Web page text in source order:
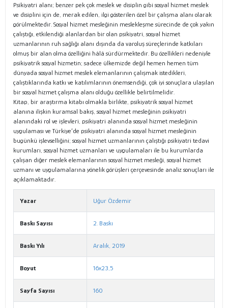
Psikiyatri alanı; benzer pek çok meslek ve disiplin gibi sosyal hizmet meslek
ve disiplini için de, merak edilen, ilgi gösterilen özel bir çalışma alanı olarak
görülmektedir. Sosyal hizmet mesleğinin meslekleşme sürecinde de çok yakın
çalıştığı, etkilendiği alanlardan bir olan psikiyatri, sosyal hizmet
uzmanlarının ruh sağlığı alanı dışında da varoluş süreçlerinde katkıları
olmuş bir alan olma özelliğini hâlâ sürdürmektedir. Bu özellikleri nedeniyle
psikiyatrik sosyal hizmetin; sadece ülkemizde değil hemen hemen tüm
dünyada sosyal hizmet meslek elemanlarının çalışmak istedikleri,
çalıştıklarında katkı ve katılımlarının önemsendiği, çok iyi sonuçlara ulaşılan
bir sosyal hizmet çalışma alanı olduğu özellikle belirtilmelidir.
Kitap, bir araştırma kitabı olmakla birlikte, psikiyatrik sosyal hizmet
alanına ilişkin kuramsal bakış, sosyal hizmet mesleğinin psikiyatri
alanındaki rol ve işlevleri, psikiyatri alanında sosyal hizmet mesleğinin
uygulaması ve Türkiye’de psikiyatri alanında sosyal hizmet mesleğinin
bugünkü işlevselliğini; sosyal hizmet uzmanlarının çalıştığı psikiyatri tedavi
kurumları, sosyal hizmet uzmanları ve uygulamaları ile bu kurumlarda
çalışan diğer meslek elemanlarının sosyal hizmet mesleği, sosyal hizmet
uzmanı ve uygulamalarına yönelik görüşleri çerçevesinde analiz sonuçları ile
açıklamaktadır.
Yazar Uğur Özdemir
Baskı Sayısı 2. Baskı
Baskı Yılı Aralık, 2019
Boyut 16x23,5
Sayfa Sayısı 160